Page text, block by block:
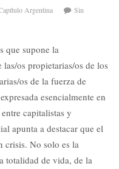
Argentina
Sin
que supone la
os propietarias/os de los
os de la fuerza de
esencialmente en
capitalistas y
apunta a destacar que el
crisis. No solo es la
totalidad de vida, de la